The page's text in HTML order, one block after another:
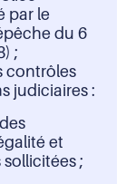
par le
du 6
;
contrôles
judiciaires :
et
;